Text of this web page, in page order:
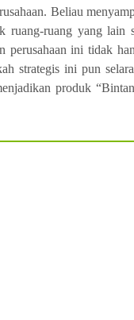
Beliau
ruang-ruang yang lain
ini tidak
strategis ini pun
produk